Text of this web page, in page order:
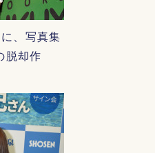
、写真集
脱却作